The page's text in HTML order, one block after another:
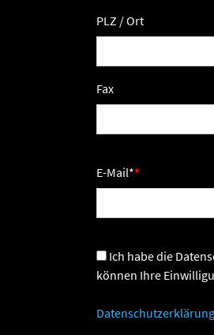
PLZ / Ort
Fax
E-Mail*
können Ihre